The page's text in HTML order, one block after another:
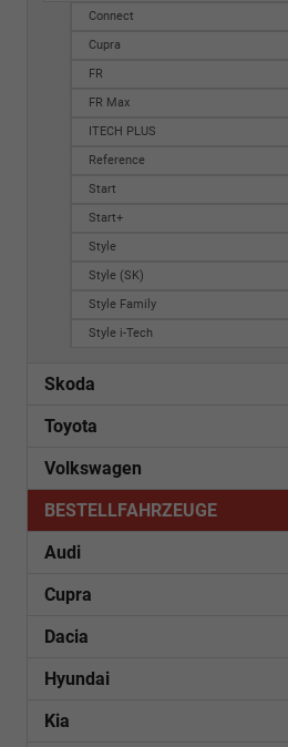
Connect
Cupra
FR
FR Max
ITECH PLUS
Reference
Start
Start+
Style
Style (SK)
Style Family
Style i-Tech
Skoda
Toyota
Volkswagen
BESTELLFAHRZEUGE
Audi
Cupra
Dacia
Hyundai
Kia